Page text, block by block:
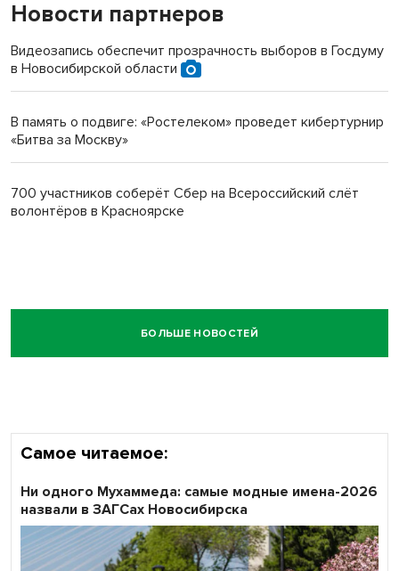
Новости партнеров
Видеозапись обеспечит прозрачность выборов в Госдуму
в Новосибирской области
В память о подвиге: «Ростелеком» проведет кибертурнир
«Битва за Москву»
700 участников соберёт Сбер на Всероссийский слёт
волонтёров в Красноярске
БОЛЬШЕ НОВОСТЕЙ
Самое читаемое:
Ни одного Мухаммеда: самые модные имена-2026
назвали в ЗАГСах Новосибирска